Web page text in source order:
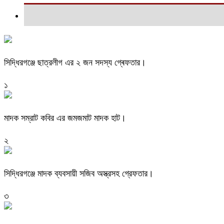
সিদ্ধিরগঞ্জে ছাত্রলীগ এর ২ জন সদস্য গ্ৰেফতার।
১
মাদক সম্রাট কবির এর জমজমাট মাদক হাট।
২
সিদ্ধিরগঞ্জে মাদক ব্যবসায়ী সজিব অস্ত্রসহ গ্রেফতার।
৩